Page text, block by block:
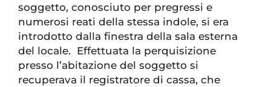
soggetto, conosciuto per pregressi e
numerosi reati della stessa indole, si era
introdotto dalla finestra della sala esterna
del locale. Effettuata la perquisizione
presso l’abitazione del soggetto si
recuperava il registratore di cassa, che